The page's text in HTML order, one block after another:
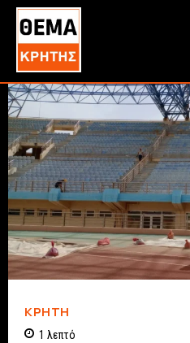
ΚΡΗΤΗ
1 λεπτό